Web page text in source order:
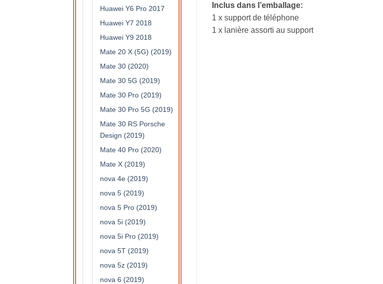
Huawei Y6 Pro 2017
Huawei Y7 2018
Huawei Y9 2018
Mate 20 X (5G) (2019)
Mate 30 (2020)
Mate 30 5G (2019)
Mate 30 Pro (2019)
Mate 30 Pro 5G (2019)
Mate 30 RS Porsche
Design (2019)
Mate 40 Pro (2020)
Mate X (2019)
nova 4e (2019)
nova 5 (2019)
nova 5 Pro (2019)
nova 5i (2019)
nova 5i Pro (2019)
nova 5T (2019)
nova 5z (2019)
nova 6 (2019)
Inclus dans l’emballage:
1 x support de téléphone
1 x lanière assorti au support